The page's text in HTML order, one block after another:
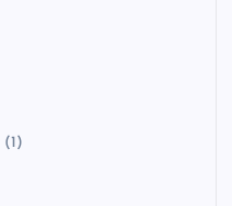
(1)